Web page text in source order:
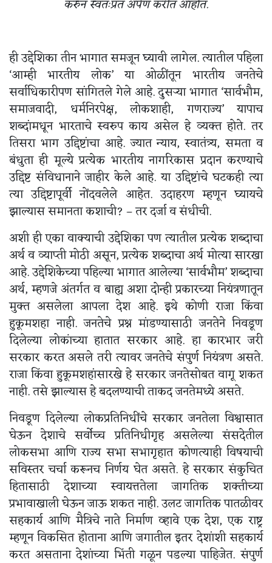
करुन स्वतःप्रत अर्पण करीत आहोत.
ही उद्देशिका तीन भागात समजून घ्यावी लागेल. त्यातील पहिला
‘आम्ही भारतीय लोक’ या ओळींतून भारतीय जनतेचे
सर्वाधिकारीपण सांगितले गेले आहे. दुसऱ्या भागात ‘सार्वभौम,
समाजवादी, धर्मनिरपेक्ष, लोकशाही, गणराज्य’ यापाच
शब्दांमधून भारताचे स्वरुप काय असेल हे व्यक्त होते. तर
तिसरा भाग उद्दिष्टांचा आहे. ज्यात न्याय, स्वातंत्र्य, समता व
बंधुता ही मूल्ये प्रत्येक भारतीय नागरिकास प्रदान करण्याचे
उद्दिष्ट संविधानाने जाहीर केले आहे. या उद्दिष्टांचे घटकही त्या
त्या उद्दिष्टापूर्वी नोंदवलेले आहेत. उदाहरण म्हणून घ्यायचे
झाल्यास समानता कशाची? – तर दर्जा व संधीची.
अशी ही एका वाक्याची उद्देशिका पण त्यातील प्रत्येक शब्दाचा
अर्थ व व्याप्ती मोठी असून, प्रत्येक शब्दाचा अर्थ मोत्या सारखा
आहे. उद्देशिकेच्या पहिल्या भागात आलेल्या ‘सार्वभौम’ शब्दाचा
अर्थ, म्हणजे अंतर्गत व बाह्य अशा दोन्ही प्रकारच्या नियंत्रणातून
मुक्त असलेला आपला देश आहे. इथे कोणी राजा किंवा
हुकूमशहा नाही. जनतेचे प्रश्न मांडण्यासाठी जनतेने निवडूण
दिलेल्या लोकांच्या हातात सरकार आहे. हा कारभार जरी
सरकार करत असले तरी त्यावर जनतेचे संपुर्ण नियंत्रण असते.
राजा किंवा हुकूमशहांसारखे हे सरकार जनतेसोबत वागू शकत
नाही. तसे झाल्यास हे बदलण्याची ताकद जनतेमध्ये असते.
निवडूण दिलेल्या लोकप्रतिनिधींचे सरकार जनतेला विश्वासात
घेऊन देशाचे सर्वोच्च प्रतिनिधीगृह असलेल्या संसदेतील
लोकसभा आणि राज्य सभा सभागृहात कोणत्याही विषयाची
सविस्तर चर्चा करूनच निर्णय घेत असते. हे सरकार संकुचित
हितासाठी देशाच्या स्वायत्ततेला जागतिक शक्तीच्या
प्रभावाखाली घेऊन जाऊ शकत नाही. उलट जागतिक पातळीवर
सहकार्य आणि मैत्रिचे नाते निर्माण व्हावे एक देश, एक राष्ट्र
म्हणून विकसित होताना आणि जगातील इतर देशांशी सहकार्य
करत असताना देशांच्या भिंती गळून पडल्या पाहिजेत. संपुर्ण